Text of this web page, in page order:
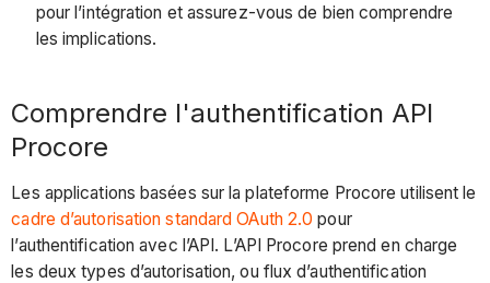
pour l’intégration et assurez-vous de bien comprendre
les implications.
Comprendre l'authentification API
Procore
Les applications basées sur la plateforme Procore utilisent le
cadre d’autorisation standard OAuth 2.0 pour
l’authentification avec l’API. L’API Procore prend en charge
les deux types d’autorisation, ou flux d’authentification